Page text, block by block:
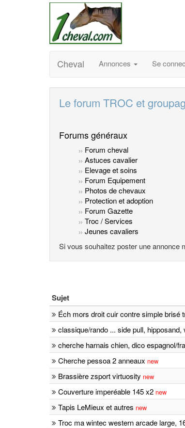
Cheval Annonces Se
Le forum TROC et
Forums généraux
Forum cheval
Astuces cavalier
Elevage et soins
Forum Equipement
Photos de chevaux
Protection et adoption
Forum Gazette
Troc / Services
Jeunes cavaliers
Si vous souhaitez poster une annonce
Sujet
Éch mors droit cuir contre simple brisé
classique/rando ... side pull, hipposand,
cherche harnais chien, dico espagnol/
Cherche pessoa 2 anneaux new
Brassière zsport virtuosity new
Couverture imperéable 145 x2 new
Tapis LeMieux et autres new
Troc ma wintec western arcade large,